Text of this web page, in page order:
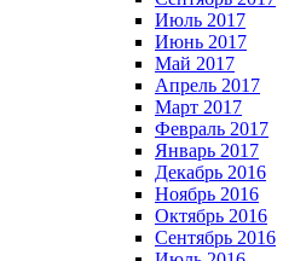
Июль 2017
Июнь 2017
Май 2017
Апрель 2017
Март 2017
Февраль 2017
Январь 2017
Декабрь 2016
Ноябрь 2016
Октябрь 2016
Сентябрь 2016